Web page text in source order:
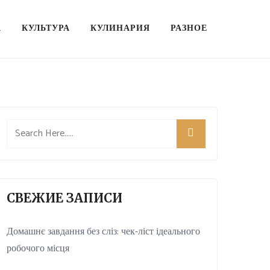
КУЛЬТУРА КУЛИНАРИЯ РАЗНОЕ
СВЕЖИЕ ЗАПИСИ
Домашнє завдання без сліз: чек-ліст ідеального
робочого місця